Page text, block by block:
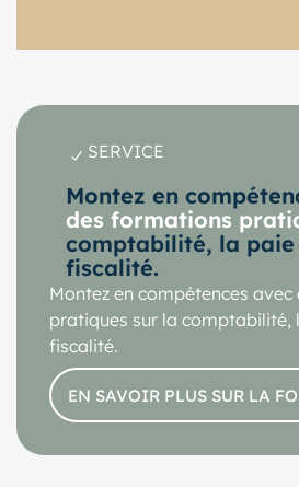
SERVICE
Montez en
des formations
comptabilité, la
fiscalité.
Montez en compétences
pratiques sur la comptabilité,
fiscalité.
EN SAVOIR PLUS SUR LA